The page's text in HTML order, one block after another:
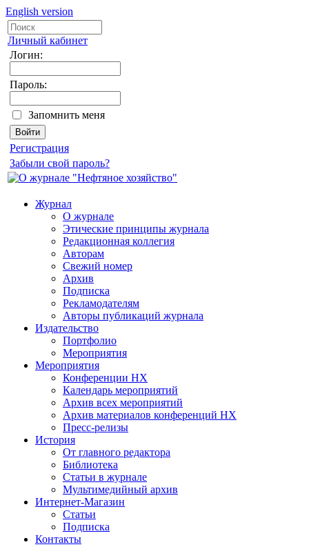
English version
Личный кабинет
Логин:
Пароль:
Запомнить меня
Регистрация
Забыли свой пароль?
Журнал
О журнале
Этические принципы журнала
Редакционная коллегия
Авторам
Свежий номер
Архив
Подписка
Рекламодателям
Авторы публикаций журнала
Издательство
Портфолио
Мероприятия
Мероприятия
Конференции НХ
Календарь мероприятий
Архив всех мероприятий
Архив материалов конференций НХ
Пресс-релизы
История
От главного редактора
Библиотека
Статьи в журнале
Мультимедийный архив
Интернет-Магазин
Статьи
Подписка
Контакты